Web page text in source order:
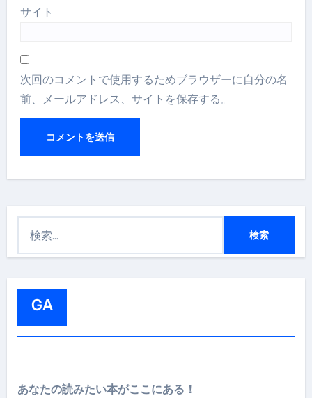
サイト
次回のコメントで使用するためブラウザーに自分の名
前、メールアドレス、サイトを保存する。
GA
あなたの読みたい本がここにある！